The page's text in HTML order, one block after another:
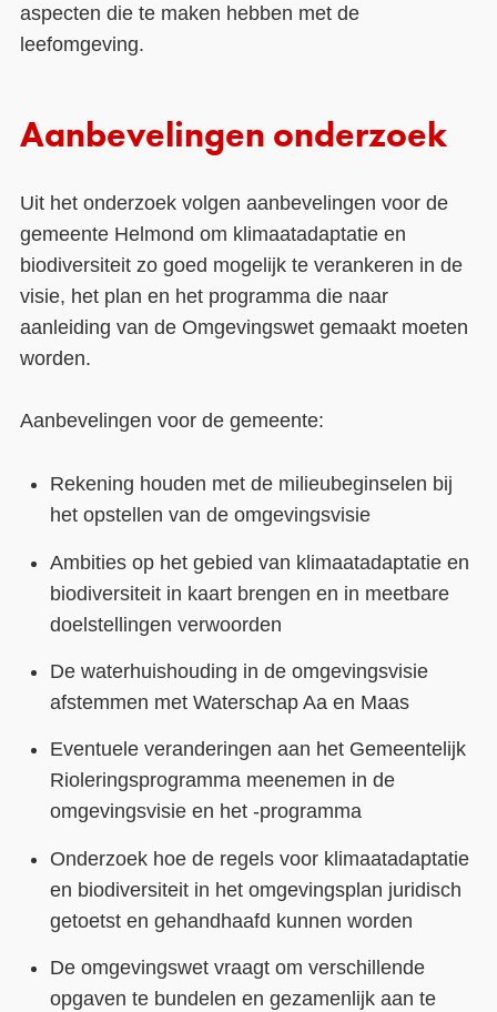
aspecten die te maken hebben met de
leefomgeving.
Aanbevelingen onderzoek
Uit het onderzoek volgen aanbevelingen voor de
gemeente Helmond om klimaatadaptatie en
biodiversiteit zo goed mogelijk te verankeren in de
visie, het plan en het programma die naar
aanleiding van de Omgevingswet gemaakt moeten
worden.
Aanbevelingen voor de gemeente:
Rekening houden met de milieubeginselen bij
het opstellen van de omgevingsvisie
Ambities op het gebied van klimaatadaptatie en
biodiversiteit in kaart brengen en in meetbare
doelstellingen verwoorden
De waterhuishouding in de omgevingsvisie
afstemmen met Waterschap Aa en Maas
Eventuele veranderingen aan het Gemeentelijk
Rioleringsprogramma meenemen in de
omgevingsvisie en het -programma
Onderzoek hoe de regels voor klimaatadaptatie
en biodiversiteit in het omgevingsplan juridisch
getoetst en gehandhaafd kunnen worden
De omgevingswet vraagt om verschillende
opgaven te bundelen en gezamenlijk aan te